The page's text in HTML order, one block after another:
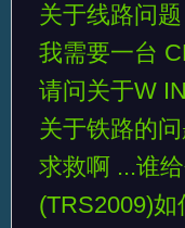
关于线路问题
我需要一台
TRS1
请问关于W
关于铁路的
求救啊 ...谁
(TRS2009)如